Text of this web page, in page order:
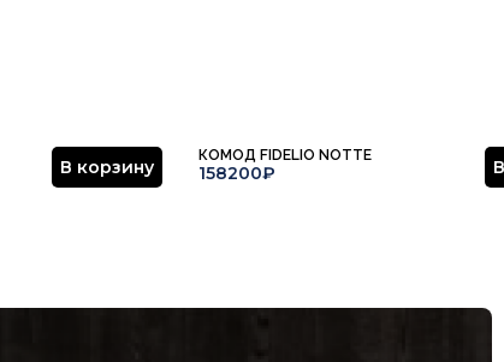
В корзину
КОМОД FIDELIO NOTTE
158200₽